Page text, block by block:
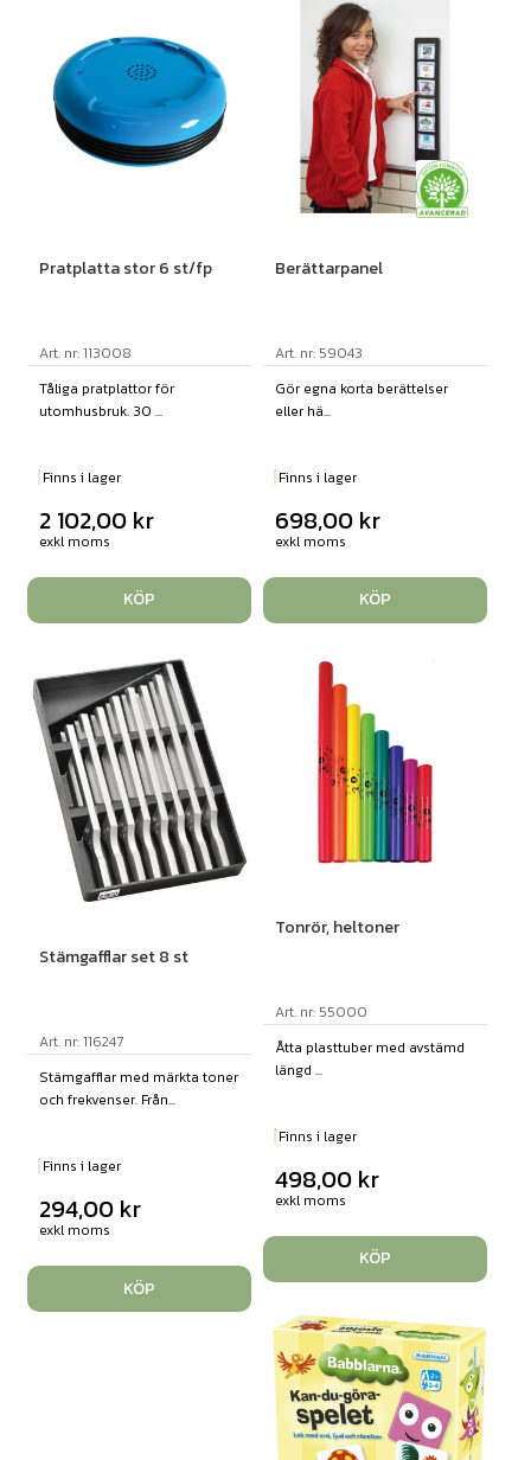
Pratplatta stor 6 st/fp
Art. nr: 113008
Tåliga pratplattor för
utomhusbruk. 30 ...
Finns i lager
2 102,00 kr
exkl moms
KÖP
Berättarpanel
Art. nr: 59043
Gör egna korta berättelser
eller hä...
Finns i lager
698,00 kr
exkl moms
KÖP
Stämgafflar set 8 st
Art. nr: 116247
Stämgafflar med märkta toner
och frekvenser. Från...
Finns i lager
294,00 kr
exkl moms
KÖP
Tonrör, heltoner
Art. nr: 55000
Åtta plasttuber med avstämd
längd ...
Finns i lager
498,00 kr
exkl moms
KÖP